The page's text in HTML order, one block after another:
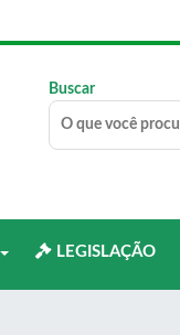
Buscar
LEGISLAÇÃO